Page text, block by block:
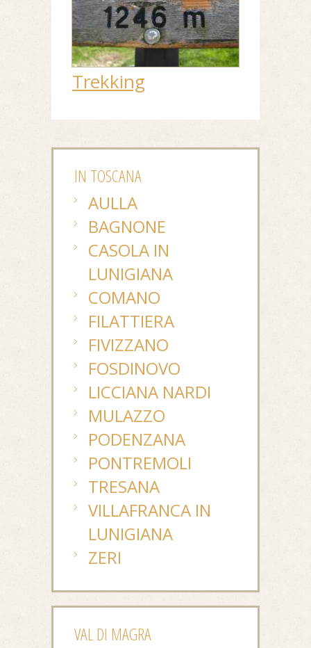
Trekking
IN TOSCANA
AULLA
BAGNONE
CASOLA IN
LUNIGIANA
COMANO
FILATTIERA
FIVIZZANO
FOSDINOVO
LICCIANA NARDI
MULAZZO
PODENZANA
PONTREMOLI
TRESANA
VILLAFRANCA IN
LUNIGIANA
ZERI
VAL DI MAGRA